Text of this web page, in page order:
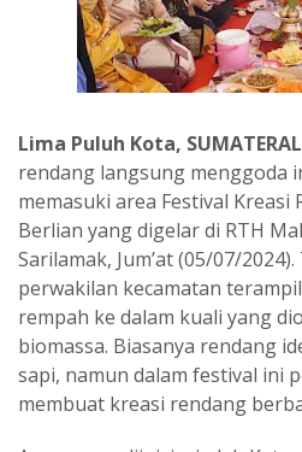
Lima Puluh Kota,
rendang langsung menggoda
memasuki area Festival Kreasi
Berlian yang digelar di RTH
Sarilamak, Jum’at (05/07/
perwakilan kecamatan
rempah ke dalam kuali yang
biomassa. Biasanya rendang
sapi, namun dalam festival ini
membuat kreasi rendang